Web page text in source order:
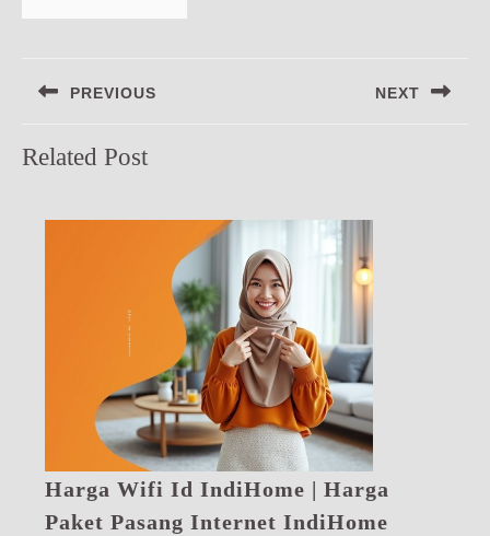
pos
PREVIOUS
post:
NEXT
Related Post
Harga Wifi Id IndiHome | Harga
Paket Pasang Internet IndiHome